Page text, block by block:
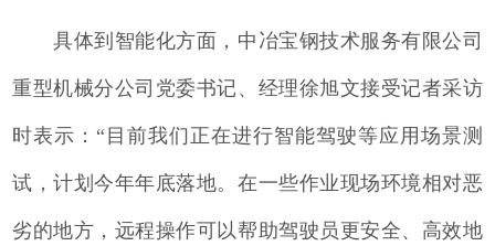
具体到智能化方面，中冶宝钢技术服务有限公司
重型机械分公司党委书记、经理徐旭文接受记者采访
时表示：“目前我们正在进行智能驾驶等应用场景测
试，计划今年年底落地。在一些作业现场环境相对恶
劣的地方，远程操作可以帮助驾驶员更安全、高效地